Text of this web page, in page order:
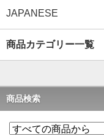
JAPANESE
商品カテゴリー一覧
商品検索